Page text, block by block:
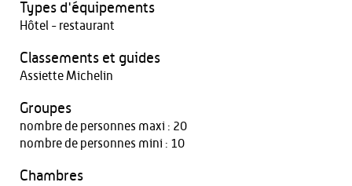
Types d'équipements
Hôtel - restaurant
Classements et guides
Assiette Michelin
Groupes
nombre de personnes maxi : 20
nombre de personnes mini : 10
Chambres